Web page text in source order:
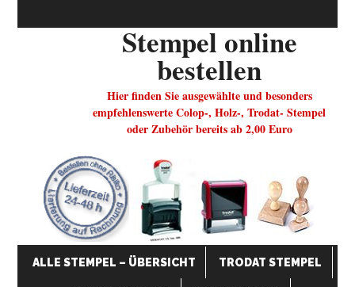
Stempel online
bestellen
Hier finden Sie ausgewählte und besonders
empfehlenswerte Colop-, Holz-, Trodat- Stempel
oder Zubehör bereits ab 2,00 Euro
ALLE STEMPEL – ÜBERSICHT TRODAT STEMPEL